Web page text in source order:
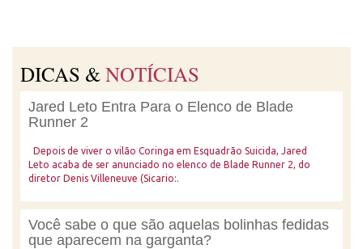
DICAS &NOTÍCIAS
Jared Leto Entra Para o Elenco de Blade
Runner 2
Depois de viver o vilão Coringa em Esquadrão Suicida, Jared
Leto acaba de ser anunciado no elenco de Blade Runner 2, do
diretor Denis Villeneuve (Sicario:.
Você sabe o que são aquelas bolinhas fedidas
que aparecem na garganta?